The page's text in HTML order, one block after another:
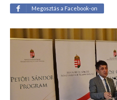
Megosztás a Facebook-on